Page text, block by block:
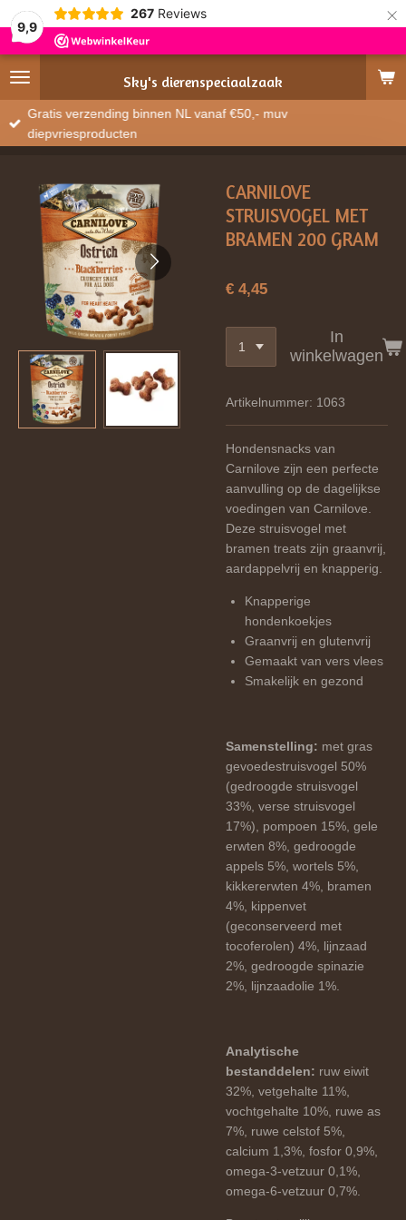
9,9
267 Reviews ×
Sky's dierenspeciaalzaak
Gratis verzending binnen NL vanaf €50,- muv
diepvriesproducten
CARNILOVE
STRUISVOGEL MET
BRAMEN 200 GRAM
€ 4,45
In
winkelwagen
Artikelnummer: 1063
Hondensnacks van
Carnilove zijn een perfecte
aanvulling op de dagelijkse
voedingen van Carnilove.
Deze struisvogel met
bramen treats zijn graanvrij,
aardappelvrij en knapperig.
Knapperige
hondenkoekjes
Graanvrij en glutenvrij
Gemaakt van vers vlees
Smakelijk en gezond
Samenstelling: met gras
gevoedestruisvogel 50%
(gedroogde struisvogel
33%, verse struisvogel
17%), pompoen 15%, gele
erwten 8%, gedroogde
appels 5%, wortels 5%,
kikkererwten 4%, bramen
4%, kippenvet
(geconserveerd met
tocoferolen) 4%, lijnzaad
2%, gedroogde spinazie
2%, lijnzaadolie 1%.
Analytische
bestanddelen: ruw eiwit
32%, vetgehalte 11%,
vochtgehalte 10%, ruwe as
7%, ruwe celstof 5%,
calcium 1,3%, fosfor 0,9%,
omega-3-vetzuur 0,1%,
omega-6-vetzuur 0,7%.